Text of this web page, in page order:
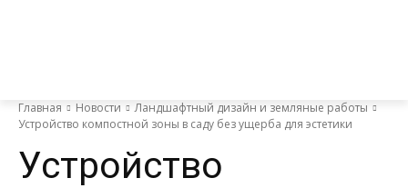
Главная Новости
Ландшафтный дизайн и земляные работы
Устройство компостной зоны в саду без ущерба для эстетики
Устройство